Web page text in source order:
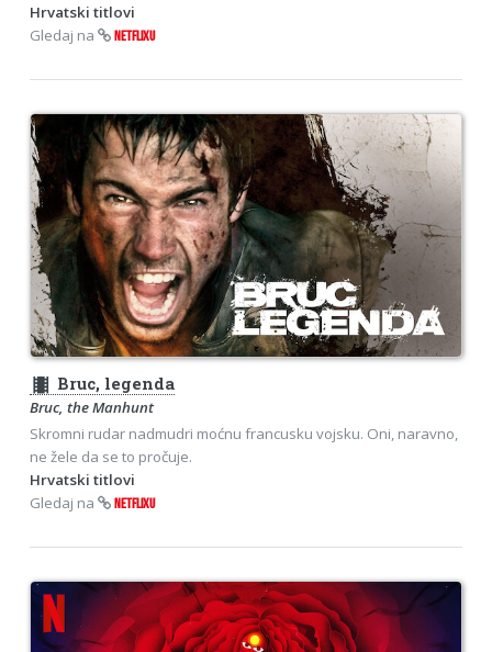
Hrvatski titlovi
Gledaj na
NETFLIXU
theaters Bruc, legenda
Bruc, the Manhunt
Skromni rudar nadmudri moćnu francusku vojsku. Oni, naravno,
ne žele da se to pročuje.
Hrvatski titlovi
Gledaj na
NETFLIXU